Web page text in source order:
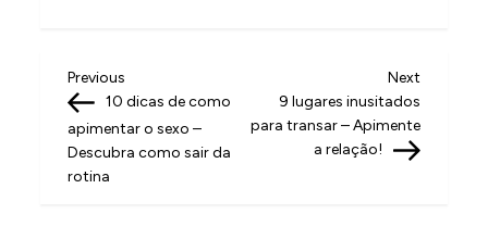
N
a
v
e
Previous
Post
Previous
10 dicas de como
apimentar o sexo –
Descubra como sair da
rotina
Next
Post
Next
9 lugares inusitados
para transar – Apimente
a relação!